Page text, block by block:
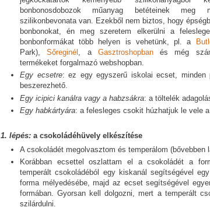
bonbonosdobozok műanyag betéteinek meg
szilikonbevonata van. Ezekből nem biztos, hogy
bonbonokat, én meg szeretem elkerülni a
bonbonformákat több helyen is vehetünk, pl. a
Park),Sőreginél , a Gasztroshopbanés még
termékeket forgalmazó webshopban.
Egy ecsetre: ez egy egyszerű iskolai ecset, minden
beszerezhető.
Egy icipici kanálra vagy a habzsákra: a töltelék
Egy habkártyára: a felesleges csokit húzhatjuk le vele a
1. lépés: a csokoládéhüvely elkészítése
A csokoládét megolvasztom és temperálom (bővebben
Korábban ecsettel oszlattam el a csokoládét a
temperált csokoládéból egy kiskanál segítségével
forma mélyedésébe, majd az ecset segítségével
formában. Gyorsan kell dolgozni, mert a temperált
szilárdulni.